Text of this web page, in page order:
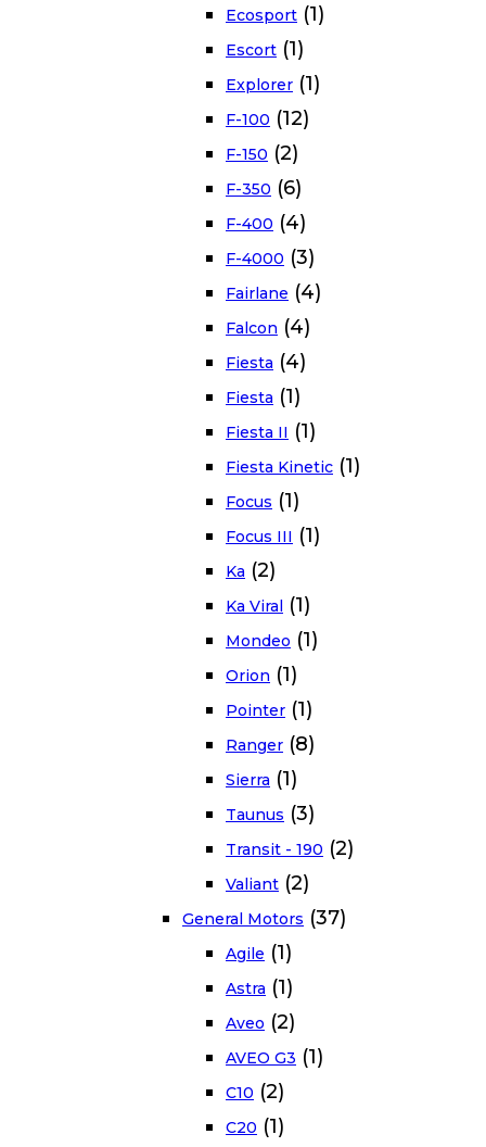
Ecosport (1)
Escort (1)
Explorer (1)
F-100 (12)
F-150 (2)
F-350 (6)
F-400 (4)
F-4000 (3)
Fairlane (4)
Falcon (4)
Fiesta (4)
Fiesta (1)
Fiesta II (1)
Fiesta Kinetic (1)
Focus (1)
Focus III (1)
Ka (2)
Ka Viral (1)
Mondeo (1)
Orion (1)
Pointer (1)
Ranger (8)
Sierra (1)
Taunus (3)
Transit - 190 (2)
Valiant (2)
General Motors (37)
Agile (1)
Astra (1)
Aveo (2)
AVEO G3 (1)
C10 (2)
C20 (1)